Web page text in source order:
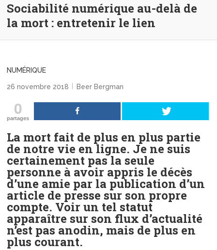
Sociabilité numérique au-delà de
la mort : entretenir le lien
NUMÉRIQUE
26 novembre 2018 Beer Bergman
0
partages
La mort fait de plus en plus partie
de notre vie en ligne. Je ne suis
certainement pas la seule
personne à avoir appris le décès
d’une amie par la publication d’un
article de presse sur son propre
compte. Voir un tel statut
apparaître sur son flux d’actualité
n’est pas anodin, mais de plus en
plus courant.